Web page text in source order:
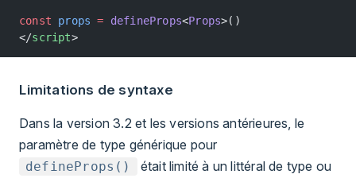
const props = defineProps<Props>()
</script>
Limitations de syntaxe
Dans la version 3.2 et les versions antérieures, le
paramètre de type générique pour
defineProps()
était limité à un littéral de type ou